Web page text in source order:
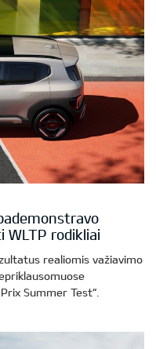
rodikliai
realiomis važiavimo
Summer Test“.